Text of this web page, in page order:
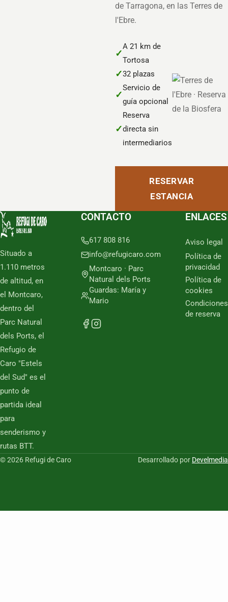
de Tarragona, en las Terres de
l'Ebre.
✓
A 21 km de
Tortosa
✓32 plazas
✓
Servicio de
guía opcional
✓
Reserva
directa sin
intermediarios
RESERVAR
ESTANCIA
Situado a
1.110 metros
de altitud, en
el Montcaro,
dentro del
Parc Natural
dels Ports, el
Refugio de
Caro "Estels
del Sud" es el
punto de
partida ideal
para
senderismo y
rutas BTT.
CONTACTO
617 808 816
info@refugicaro.com
Montcaro · Parc
Natural dels Ports
Guardas: María y
Mario
ENLACES
Aviso legal
Política de
privacidad
Política de
cookies
Condiciones
de reserva
© 2026 Refugi de Caro Desarrollado por Develmedia